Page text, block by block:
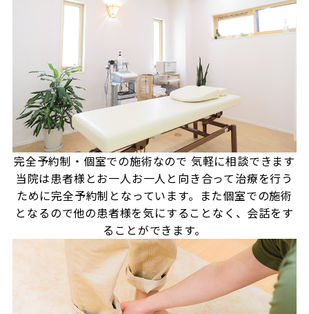
完全予約制・個室での施術なので 気軽に相談できます
当院は患者様とお一人お一人と向き合って治療を行う
ために完全予約制となっています。また個室での施術
となるので他の患者様を気にすることなく、会話をす
ることができます。